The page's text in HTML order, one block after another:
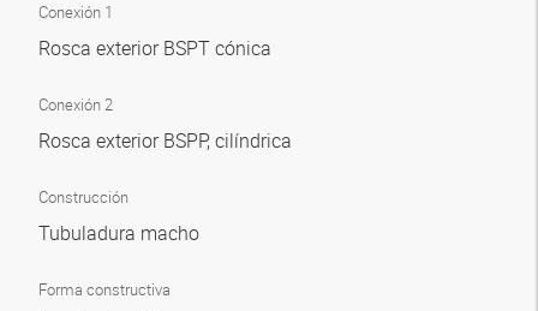
Conexión 1
Rosca exterior BSPT cónica
Conexión 2
Rosca exterior BSPP, cilíndrica
Construcción
Tubuladura macho
Forma constructiva